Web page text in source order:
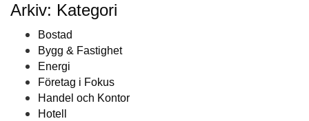
Arkiv: Kategori
Bostad
Bygg & Fastighet
Energi
Företag i Fokus
Handel och Kontor
Hotell